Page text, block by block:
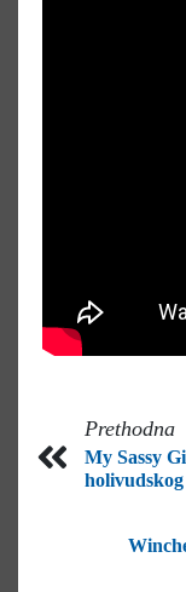
Prethodna
My Sassy